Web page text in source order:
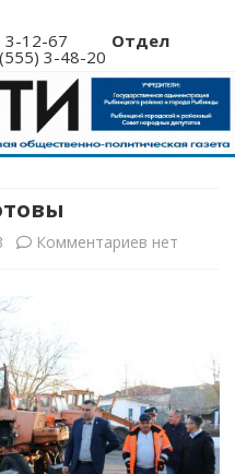
3-12-67 Отдел
3-48-20
Комментариев к
сезону
готовы
нет